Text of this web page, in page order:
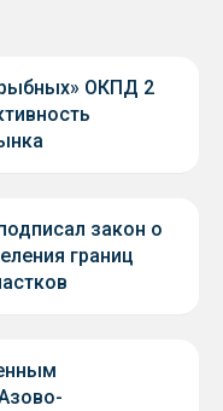
ОКПД 2
закон о
границ